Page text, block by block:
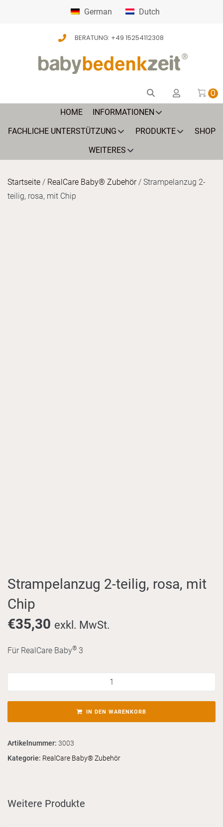
German Dutch
BERATUNG: +49 15254112308
0
HOME
INFORMATIONEN
FACHLICHE UNTERSTÜTZUNG
PRODUKTE
SHOP
WEITERES
Startseite / RealCare Baby® Zubehör/ Strampelanzug 2-
teilig, rosa, mit Chip
Strampelanzug 2-teilig, rosa, mit
Chip
€35,30 exkl. MwSt.
Für RealCare Baby® 3
IN DEN WARENKORB
Artikelnummer: 3003
Kategorie: RealCare Baby® Zubehör
Weitere Produkte